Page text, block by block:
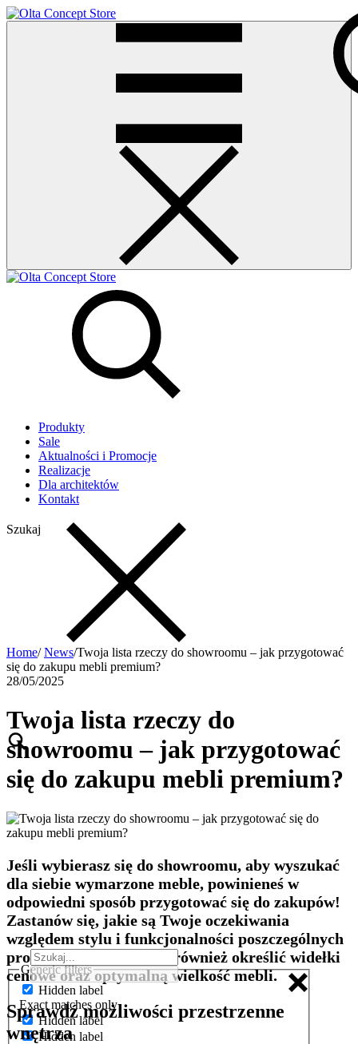
Produkty
Sale
Aktualności i Promocje
Realizacje
Dla architektów
Kontakt
Szukaj
Generic filters
Hidden label
Exact matches only
Hidden label
Hidden label
Home/ News/Twoja lista rzeczy do showroomu – jak przygotować
się do zakupu mebli premium?
28/05/2025
Twoja lista rzeczy do
showroomu – jak przygotować
się do zakupu mebli premium?
Jeśli wybierasz się do showroomu, aby wyszukać
dla siebie wymarzone meble, powinieneś w
odpowiedni sposób przygotować się do zakupów!
Zastanów się, jakie są Twoje oczekiwania
względem stylu i funkcjonalności poszczególnych
produktów. Postaraj się również określić widełki
cenowe oraz optymalną wielkość mebli.
Sprawdź możliwości przestrzenne
wnętrza